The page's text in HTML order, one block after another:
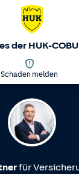
der HUK-
Schaden melden
für